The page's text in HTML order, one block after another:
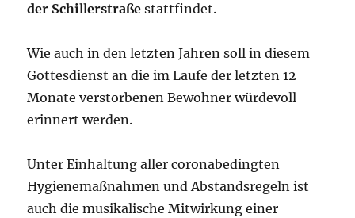
der Schillerstraße stattfindet.
Wie auch in den letzten Jahren soll in diesem
Gottesdienst an die im Laufe der letzten 12
Monate verstorbenen Bewohner würdevoll
erinnert werden.
Unter Einhaltung aller coronabedingten
Hygienemaßnahmen und Abstandsregeln ist
auch die musikalische Mitwirkung einer